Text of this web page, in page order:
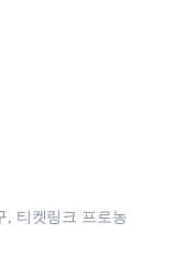
, 티켓링크 프로농